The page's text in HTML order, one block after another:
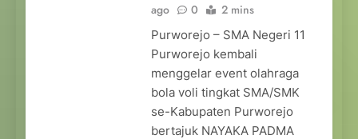
ago
0 2 mins
Purworejo – SMA Negeri 11
Purworejo kembali
menggelar event olahraga
bola voli tingkat SMA/SMK
se-Kabupaten Purworejo
bertajuk NAYAKA PADMA